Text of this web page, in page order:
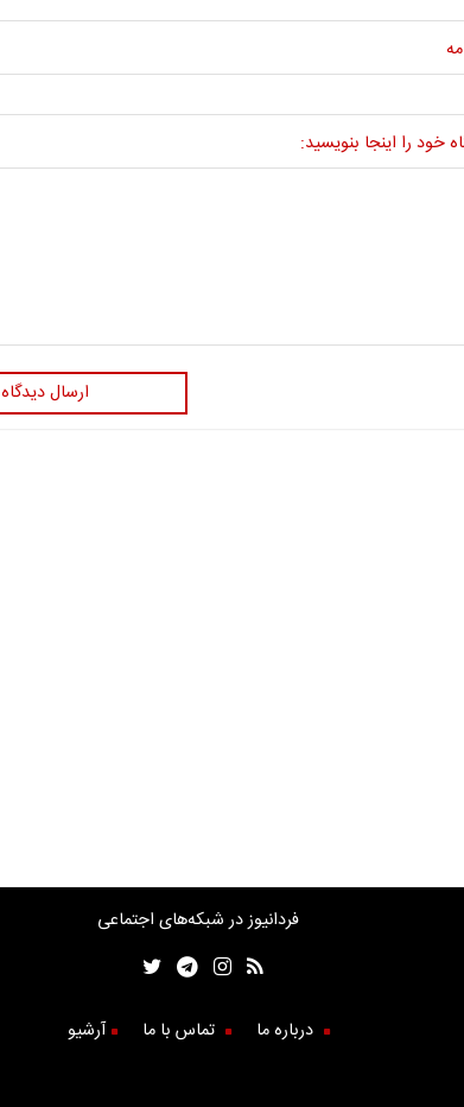
خود را اینجا بنویسید:
ارسال دیدگاه
فردانیوز در شبکه‌های اجتماعی
درباره ما تماس با ما آرشیو